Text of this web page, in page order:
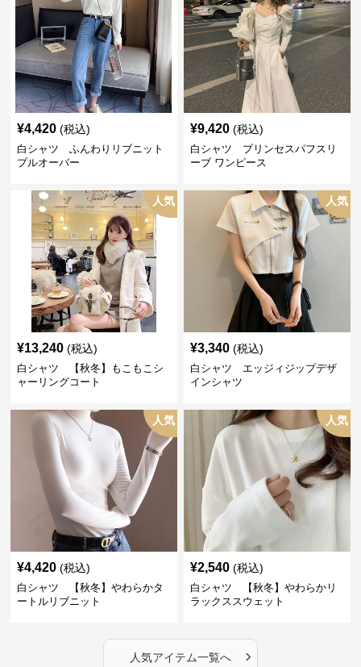
¥4,420 (税込)
白シャツ ふんわりリブニット
プルオーバー
¥9,420 (税込)
白シャツ プリンセスパフスリ
ーブ ワンピース
人気
¥13,240 (税込)
白シャツ 【秋冬】もこもこシ
ャーリングコート
人気
¥3,340 (税込)
白シャツ エッジィジップデザ
インシャツ
人気
¥4,420 (税込)
白シャツ 【秋冬】やわらかタ
ートルリブニット
人気
¥2,540 (税込)
白シャツ 【秋冬】やわらかリ
ラックススウェット
人気アイテム一覧へ ›